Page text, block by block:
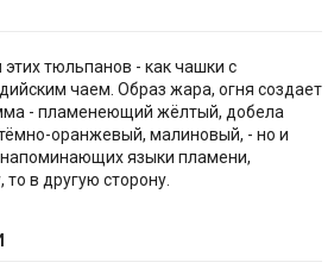
тюльпанов - как чашки с
чаем. Образ жара, огня создает
- пламенеющий жёлтый, добела
оранжевый, малиновый, - но и
напоминающих языки пламени,
в другую сторону.